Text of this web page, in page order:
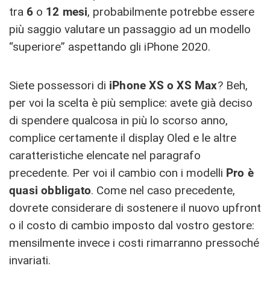
tra 6 o 12 mesi, probabilmente potrebbe essere
più saggio valutare un passaggio ad un modello
“superiore” aspettando gli iPhone 2020.
Siete possessori di iPhone XS o XS Max? Beh,
per voi la scelta è più semplice: avete già deciso
di spendere qualcosa in più lo scorso anno,
complice certamente il display Oled e le altre
caratteristiche elencate nel paragrafo
precedente. Per voi il cambio con i modelli Pro è
quasi obbligato. Come nel caso precedente,
dovrete considerare di sostenere il nuovo upfront
o il costo di cambio imposto dal vostro gestore:
mensilmente invece i costi rimarranno pressoché
invariati.